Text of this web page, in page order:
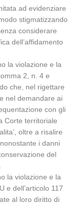
ad evidenziare
stigmatizzando
considerare
dell’affidamento
la violazione e la
2, n. 4 e
che, nel rigettare
nel demandare ai
con gli
Corte territoriale
oltre a risalire
i danni
del
la violazione e la
e dell’articolo 117
al loro diritto di